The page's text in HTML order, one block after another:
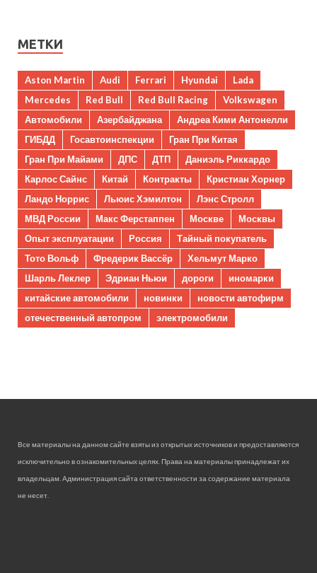
МЕТКИ
Aston Martin Audi Ferrari Hyundai
Lada
Mercedes
Red Bull Red Bull Racing
Volkswagen
Автомобили
Азербайджана
Андреа Кими Антонелли
ГИБДД
Госавтоинспекции
Гран При Китая
Гран При Майами
ДПС ДТП
Даниэль Риккардо
Карлос Сайнс
Китай Контракты
Кристиан Хорнер
Ландо Норрис
Льюис Хэмилтон
Лэнс Стролл
МВД России
Макс Ферстаппен Москве
Москвы
Опыт эксплуатации
Россия
Тайный покупатель
Тото Вольф
Фредерик Вассёр
Хельмут Марко
Шарль Леклер
Эдриан Ньюи дороги
иномарки
китайские автомобили
новинки
новости автофирм
отечественный автопром
электромобили
Все материалы на данном сайте взяты из открытых источников и предоставляются
исключительно в ознакомительных целях. Права на материалы принадлежат их
владельцам. Администрация сайта ответственности за содержание материала
не несет.